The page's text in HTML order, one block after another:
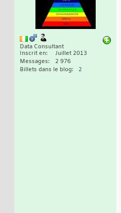
Data Consultant
Inscrit en
Juillet 2013
Messages
2 976
Billets dans le blog
2